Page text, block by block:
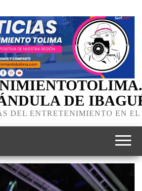
DE
DEL ENTRETENIMIENTO EN